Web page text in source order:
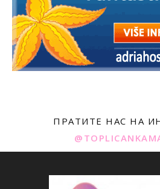
ПРАТИТЕ НАС НА